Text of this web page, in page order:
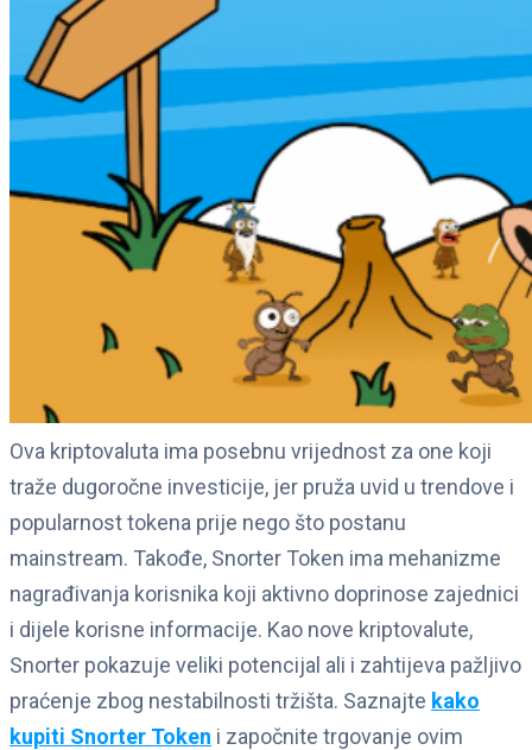
Ova kriptovaluta ima posebnu vrijednost za one koji
traže dugoročne investicije, jer pruža uvid u trendove i
popularnost tokena prije nego što postanu
mainstream. Takođe, Snorter Token ima mehanizme
nagrađivanja korisnika koji aktivno doprinose zajednici
i dijele korisne informacije. Kao nove kriptovalute,
Snorter pokazuje veliki potencijal ali i zahtijeva pažljivo
praćenje zbog nestabilnosti tržišta. Saznajte kako
kupiti Snorter Token i započnite trgovanje ovim